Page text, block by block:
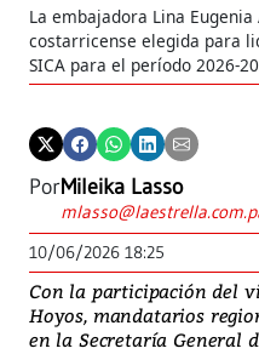
La embajadora Lina
costarricense elegida para
SICA para el período 2026-
PorMileika Lasso
10/06/2026 18:25
Con la participación del
Hoyos, mandatarios
en la Secretaría General